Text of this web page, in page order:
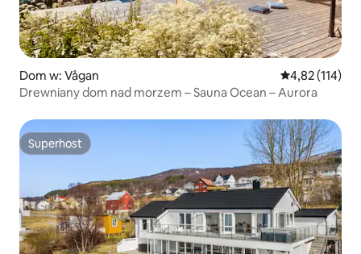
Dom w: Vågan Średnia
4,82 (114)
Drewniany dom nad morzem – Sauna Ocean – Aurora
Superhost
Superhost